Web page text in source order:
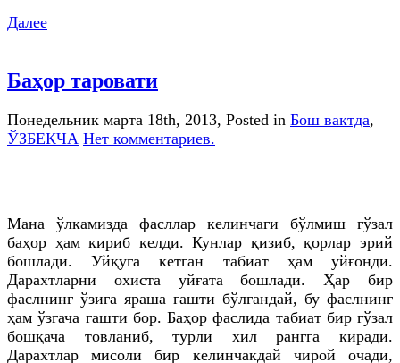
Далее
Баҳор таровати
Понедельник марта 18th, 2013, Posted in Бош вактда,
ЎЗБЕКЧА Нет комментариев.
Мана ўлкамизда фасллар келинчаги бўлмиш гўзал
баҳор ҳам кириб келди. Кунлар қизиб, қорлар эрий
бошлади. Уйқуга кетган табиат ҳам уйғонди.
Дарахтларни охиста уйғата бошлади. Ҳар бир
фаслнинг ўзига яраша гашти бўлгандай, бу фаслнинг
ҳам ўзгача гашти бор. Баҳор фаслида табиат бир гўзал
бошқача товланиб, турли хил рангга киради.
Дарахтлар мисоли бир келинчакдай чирой очади,